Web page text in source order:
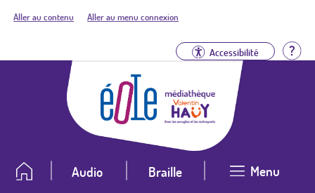
Aller au contenu Aller au menu connexion
Accessibilité
Audio Braille Menu